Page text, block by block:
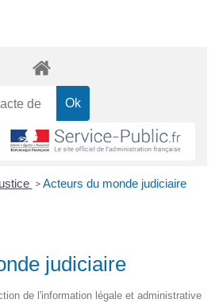
> Acteurs du monde judiciaire
judiciaire
de l'information légale et administrative